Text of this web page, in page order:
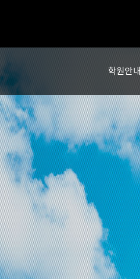
학원안